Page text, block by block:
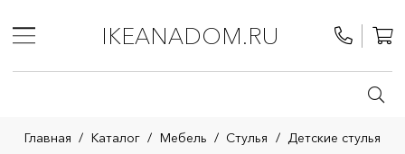
IKEANADOM.RU
Главная / Каталог / Мебель / Стулья / Детские стулья